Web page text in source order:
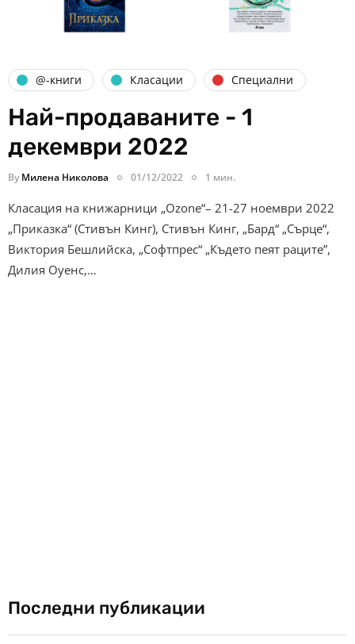
@-книги Класации Специални
Най-продаваните - 1
декември 2022
By Милена Николова 01/12/2022 1 мин.
Класация на книжарници „Ozone“– 21-27 ноември 2022
„Приказка“ (Стивън Кинг), Стивън Кинг, „Бард“ „Сърце“,
Виктория Бешлийска, „Софтпрес“ „Където пеят раците”,
Дилия Оуенс,…
Последни публикации